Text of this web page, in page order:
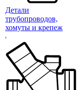
Детали
трубопроводов,
хомуты и крепеж